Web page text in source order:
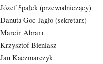
Józef Spałek (przewodniczący)
Danuta Goc-Jagło (sekretarz)
Marcin Abram
Krzysztof Bieniasz
Jan Kaczmarczyk